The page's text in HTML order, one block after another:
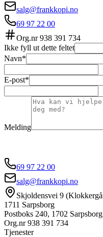
salg@frankkopi.no
69 97 22 00
Org.nr938 391 734
Ikke fyll ut dette feltet
Navn*
E-post*
Melding
69 97 22 00
salg@frankkopi.no
Skjoldensvei 9
1711 Sarpsborg
Postboks 240, 1702 Sarpsborg
Org.nr938 391 734
Tjenester